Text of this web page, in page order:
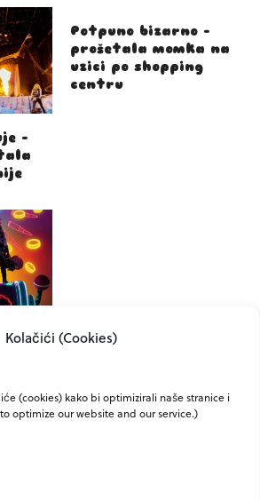
Kolačići (Cookies)
(cookies) kako bi optimizirali naše stranice i
optimize our website and our service.)
–
Potpuno bizarno –
prošetala momka na
uzici po shopping
centru
of